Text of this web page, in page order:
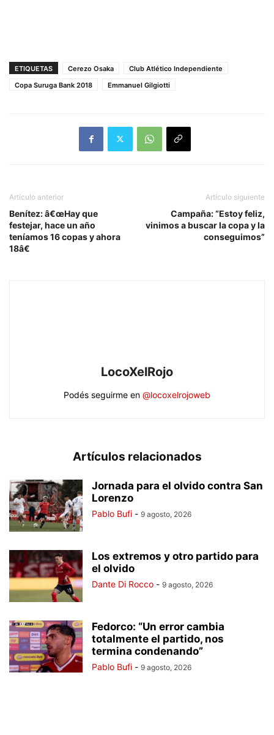
ETIQUETAS Cerezo Osaka
Club Atlético Independiente
Copa Suruga Bank 2018
Emmanuel Gilgiotti
Artículo anterior
Benítez: â€œHay que
festejar, hace un año
teníamos 16 copas y ahora
18â€
Artículo siguiente
Campaña: “Estoy feliz,
vinimos a buscar la copa y la
conseguimos”
LocoXelRojo
Podés seguirme en @locoxelrojoweb
Artículos relacionados
Jornada para el olvido contra San
Lorenzo
Pablo Bufi - 9 agosto, 2026
Los extremos y otro partido para
el olvido
Dante Di Rocco - 9 agosto, 2026
Fedorco: “Un error cambia
totalmente el partido, nos
termina condenando”
Pablo Bufi - 9 agosto, 2026